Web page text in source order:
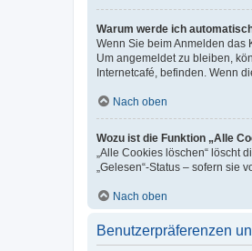
Warum werde ich
Wenn Sie beim Anmelden das
Um angemeldet zu bleiben,
Internetcafé, befinden. Wenn
Nach oben
Wozu ist die Funktion „Alle
„Alle Cookies löschen“
„Gelesen“-Status – sofern
Nach oben
Benutzerpräferenzen